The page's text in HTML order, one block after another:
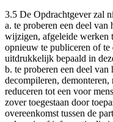
3.5 De Opdrachtgever zal
a. te proberen een deel
wijzigen, afgeleide werken
opnieuw te publiceren of
uitdrukkelijk bepaald in
b. te proberen een deel van
decompileren, demonteren,
reduceren tot een voor
zover toegestaan door
overeenkomst tussen de